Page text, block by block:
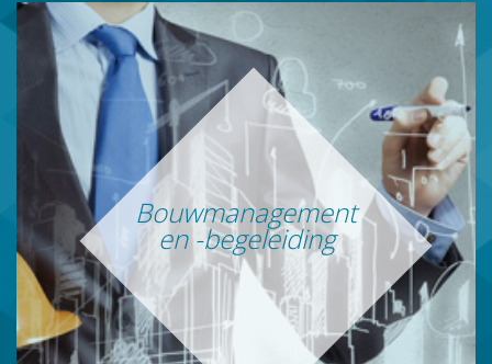
Bouwmanagement
en -begeleiding